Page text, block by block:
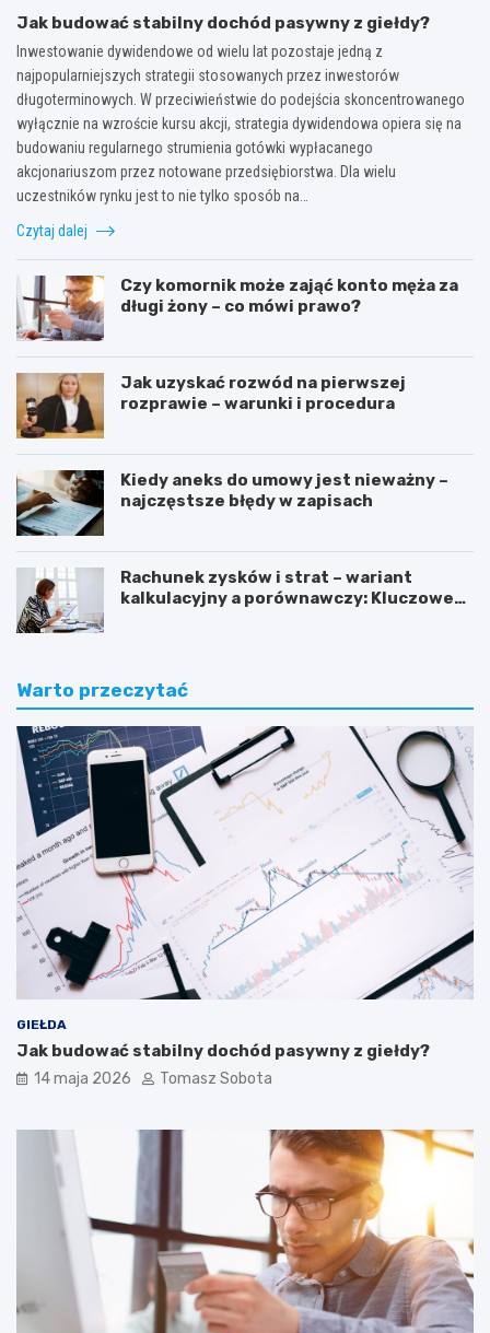
Jak budować stabilny dochód pasywny z giełdy?
Inwestowanie dywidendowe od wielu lat pozostaje jedną z
najpopularniejszych strategii stosowanych przez inwestorów
długoterminowych. W przeciwieństwie do podejścia skoncentrowanego
wyłącznie na wzroście kursu akcji, strategia dywidendowa opiera się na
budowaniu regularnego strumienia gotówki wypłacanego
akcjonariuszom przez notowane przedsiębiorstwa. Dla wielu
uczestników rynku jest to nie tylko sposób na…
Czytaj dalej
Czy komornik może zająć konto męża za
długi żony – co mówi prawo?
Jak uzyskać rozwód na pierwszej
rozprawie – warunki i procedura
Kiedy aneks do umowy jest nieważny –
najczęstsze błędy w zapisach
Rachunek zysków i strat – wariant
kalkulacyjny a porównawczy: Kluczowe
Warto przeczytać
GIEŁDA
Jak budować stabilny dochód pasywny z giełdy?
14 maja 2026 Tomasz Sobota